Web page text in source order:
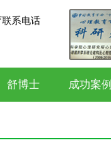
舒博士 成功案例